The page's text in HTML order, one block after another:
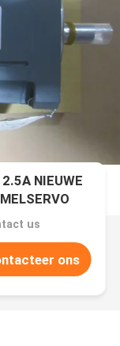
NIEUWE
us
ons